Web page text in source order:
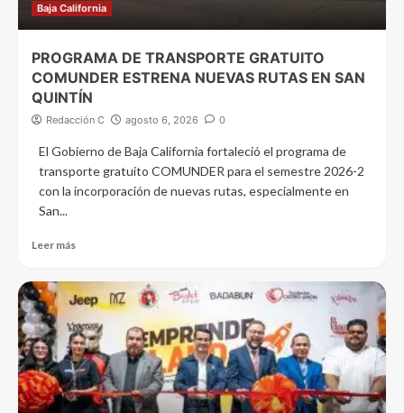
Baja California
PROGRAMA DE TRANSPORTE GRATUITO
COMUNDER ESTRENA NUEVAS RUTAS EN SAN
QUINTÍN
Redacción C agosto 6, 2026 0
El Gobierno de Baja California fortaleció el programa de
transporte gratuito COMUNDER para el semestre 2026-2
con la incorporación de nuevas rutas, especialmente en
San...
Leer más